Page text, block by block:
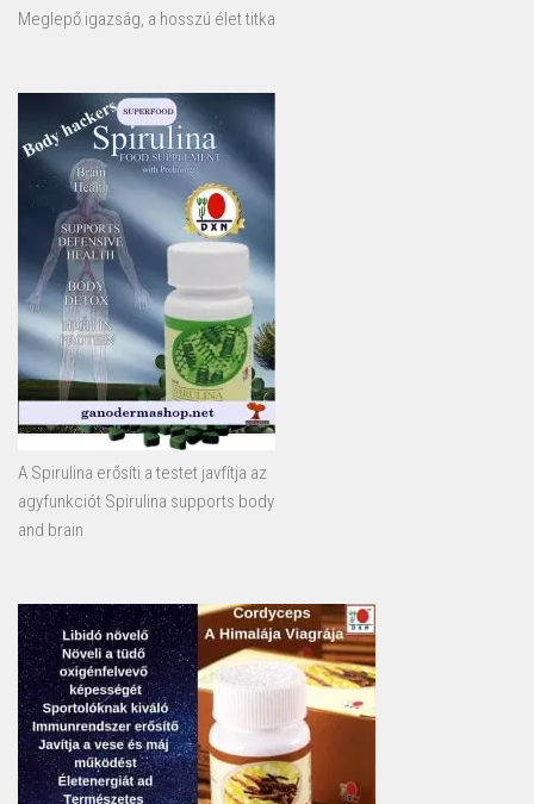
Meglepő igazság, a hosszú élet titka
A Spirulina erősíti a testet javfítja az
agyfunkciót Spirulina supports body
and brain